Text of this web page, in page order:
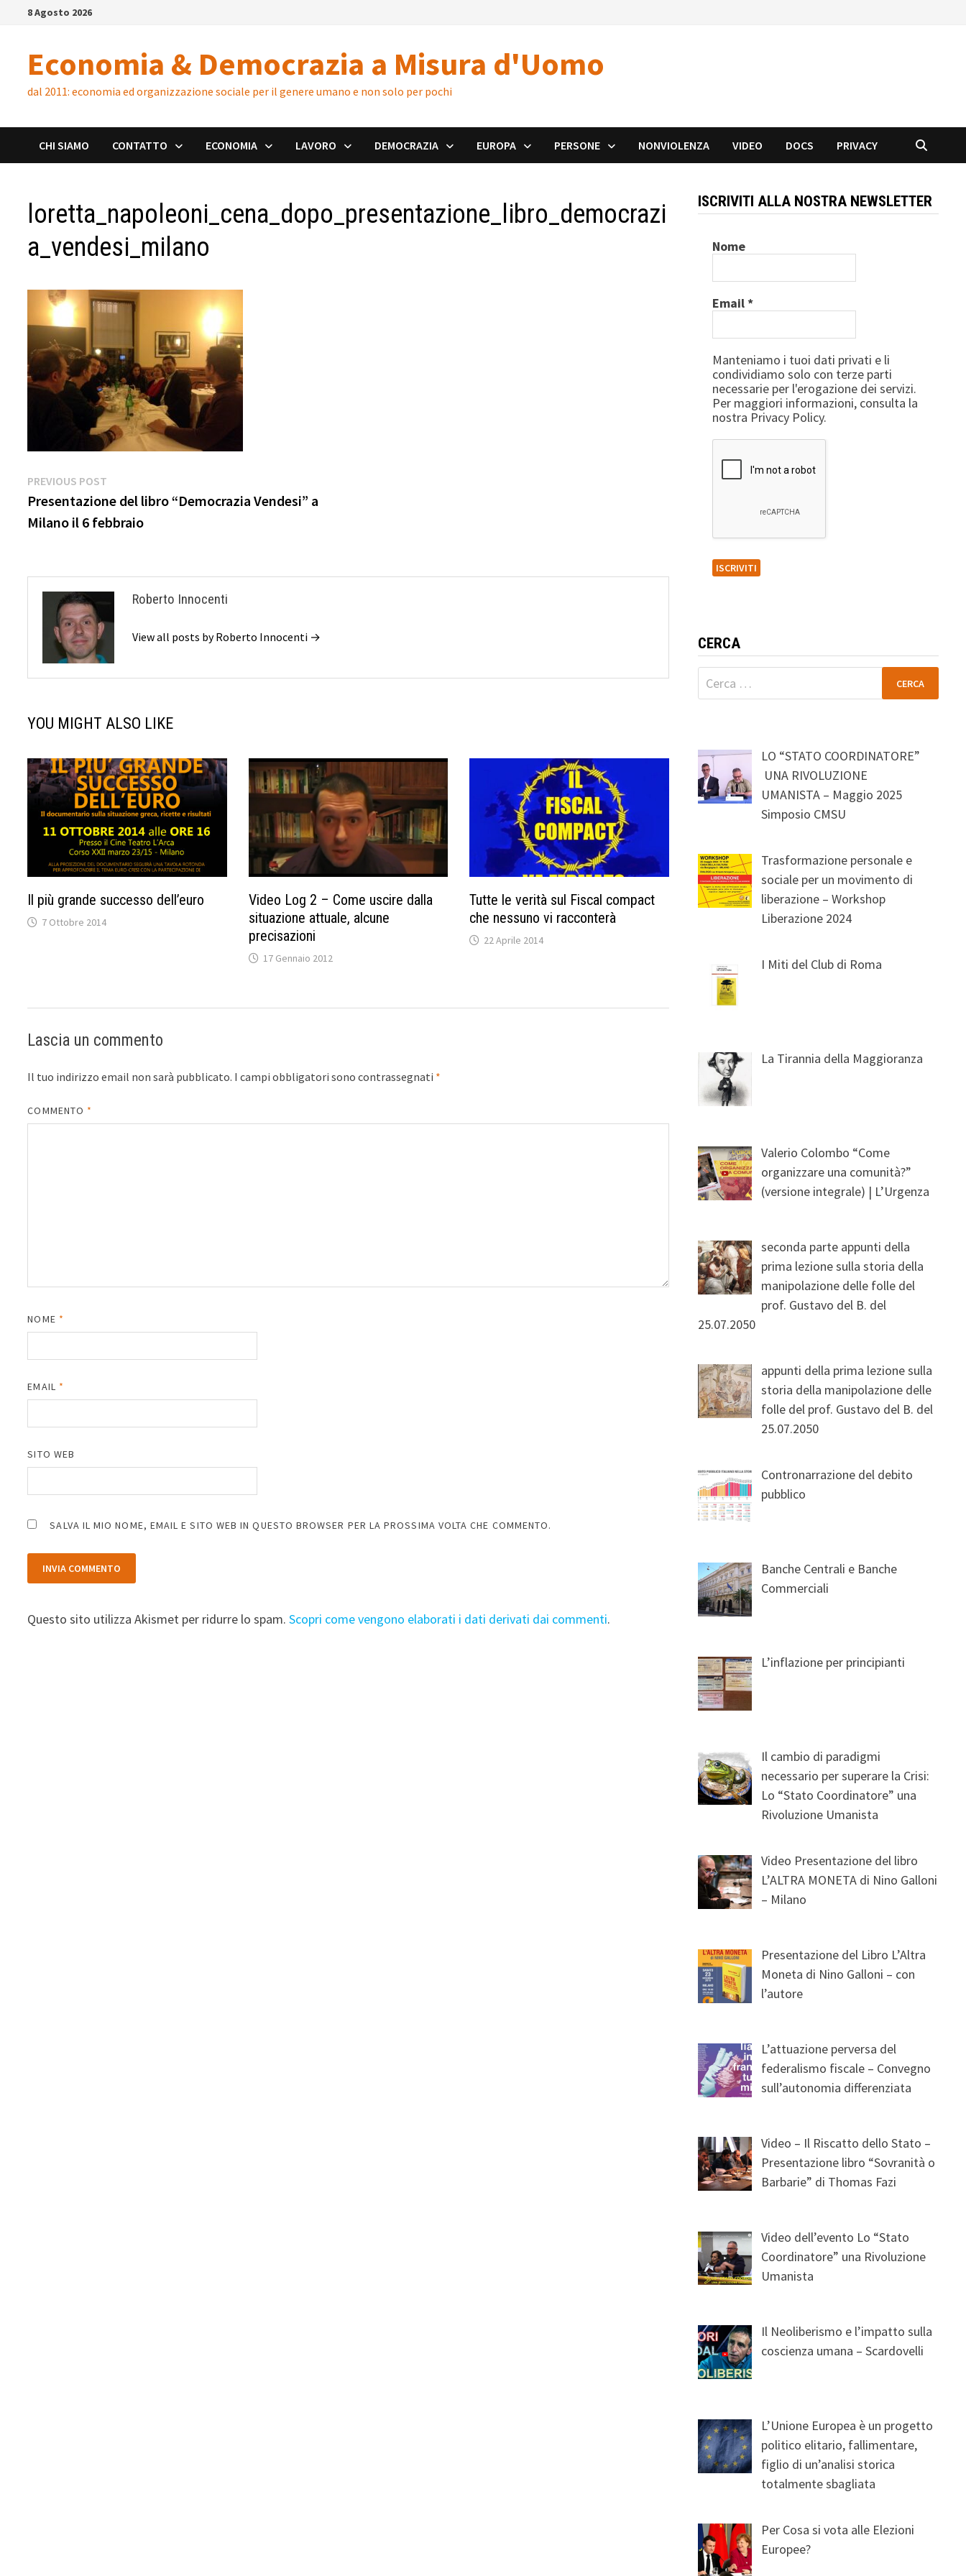
8 Agosto 2026
Economia & Democrazia a Misura d'Uomo
dal 2011: economia ed organizzazione sociale per il genere umano e non solo per pochi
CHI SIAMO CONTATTO ECONOMIA LAVORO DEMOCRAZIA EUROPA PERSONE NONVIOLENZA VIDEO DOCS PRIVACY
loretta_napoleoni_cena_dopo_presentazione_libro_democrazi
a_vendesi_milano
Navigazione
articoli
PREVIOUS POST
post:
Presentazione del libro “Democrazia Vendesi” a
Milano il 6 febbraio
Roberto Innocenti
View all posts by Roberto Innocenti →
YOU MIGHT ALSO LIKE
Il più grande successo dell’euro
7 Ottobre 2014
Video Log 2 – Come uscire dalla
situazione attuale, alcune
precisazioni
17 Gennaio 2012
Tutte le verità sul Fiscal compact
che nessuno vi racconterà
22 Aprile 2014
Lascia un commento
Il tuo indirizzo email non sarà pubblicato. I campi obbligatori sono contrassegnati *
COMMENTO *
NOME *
EMAIL *
SITO WEB
SALVA IL MIO NOME, EMAIL E SITO WEB IN QUESTO BROWSER PER LA PROSSIMA VOLTA CHE COMMENTO.
Questo sito utilizza Akismet per ridurre lo spam.Scopri come vengono elaborati i dati derivati dai commenti.
ISCRIVITI ALLA NOSTRA NEWSLETTER
Nome
Email*
Manteniamo i tuoi dati privati e li
condividiamo solo con terze parti
necessarie per l'erogazione dei servizi.
Per maggiori informazioni, consulta la
nostra Privacy Policy.
CERCA
Ricerca
per:
LO “STATO COORDINATORE”
UNA RIVOLUZIONE
UMANISTA – Maggio 2025
Simposio CMSU
Trasformazione personale e
sociale per un movimento di
liberazione – Workshop
Liberazione 2024
I Miti del Club di Roma
La Tirannia della Maggioranza
Valerio Colombo “Come
organizzare una comunità?”
(versione integrale) | L’Urgenza
seconda parte appunti della
prima lezione sulla storia della
manipolazione delle folle del
prof. Gustavo del B. del
25.07.2050
appunti della prima lezione sulla
storia della manipolazione delle
folle del prof. Gustavo del B. del
25.07.2050
Contronarrazione del debito
pubblico
Banche Centrali e Banche
Commerciali
L’inflazione per principianti
Il cambio di paradigmi
necessario per superare la Crisi:
Lo “Stato Coordinatore” una
Rivoluzione Umanista
Video Presentazione del libro
L’ALTRA MONETA di Nino Galloni
– Milano
Presentazione del Libro L’Altra
Moneta di Nino Galloni – con
l’autore
L’attuazione perversa del
federalismo fiscale – Convegno
sull’autonomia differenziata
Video – Il Riscatto dello Stato –
Presentazione libro “Sovranità o
Barbarie” di Thomas Fazi
Video dell’evento Lo “Stato
Coordinatore” una Rivoluzione
Umanista
Il Neoliberismo e l’impatto sulla
coscienza umana – Scardovelli
L’Unione Europea è un progetto
politico elitario, fallimentare,
figlio di un’analisi storica
totalmente sbagliata
Per Cosa si vota alle Elezioni
Europee?